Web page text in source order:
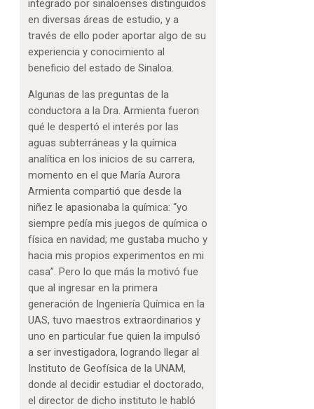
integrado por sinaloenses distinguidos
en diversas áreas de estudio, y a
través de ello poder aportar algo de su
experiencia y conocimiento al
beneficio del estado de Sinaloa.
Algunas de las preguntas de la
conductora a la Dra. Armienta fueron
qué le despertó el interés por las
aguas subterráneas y la química
analítica en los inicios de su carrera,
momento en el que María Aurora
Armienta compartió que desde la
niñez le apasionaba la química: “yo
siempre pedía mis juegos de química o
física en navidad; me gustaba mucho y
hacia mis propios experimentos en mi
casa”. Pero lo que más la motivó fue
que al ingresar en la primera
generación de Ingeniería Química en la
UAS, tuvo maestros extraordinarios y
uno en particular fue quien la impulsó
a ser investigadora, logrando llegar al
Instituto de Geofísica de la UNAM,
donde al decidir estudiar el doctorado,
el director de dicho instituto le habló